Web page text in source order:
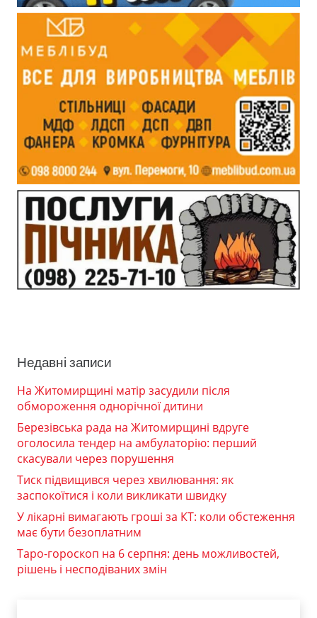
Недавні записи
На Житомирщині матір засудили після
обмороження однорічної дитини
Березівська рада на Житомирщині вдруге
оголосила тендер на амбулаторію: перший
скасували через порушення
Тиск підвищився через хвилювання: як
заспокоїтися і коли викликати швидку
У лікарні вимагають гроші за КТ: коли обстеження
має бути безоплатним
Таро-гороскоп на 6 серпня: день можливостей,
рішень і несподіваних змін